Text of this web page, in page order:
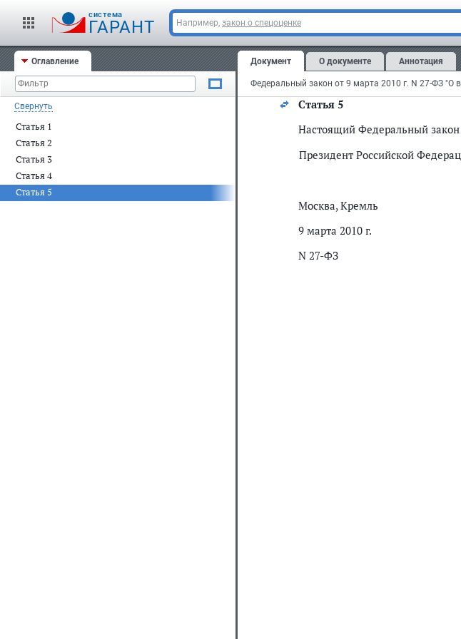
cистема
ГАРАНТ Например, закон о спецоценке
Оглавление
Свернуть
Статья 1
Статья 2
Статья 3
Статья 4
Статья 5
Документ О документе Аннотация
Федеральный закон от 9 марта 2010 г. N 27-ФЗ "О
а) в
слово "комиссар"
б) впункте 2слова
получает" заменить
получить".
Статья 5
Настоящий Федеральный закон
Президент Российской
Москва, Кремль
9 марта 2010 г.
N 27-ФЗ